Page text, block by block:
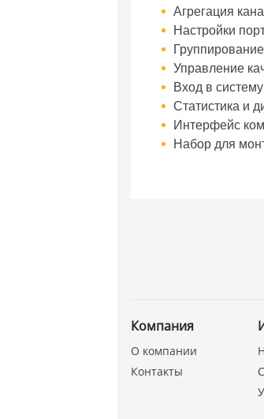
Агрегация
Настройки
Управление
Вход в
Статистика и
Интерфейс
Набор для
Компания
О компании
Контакты